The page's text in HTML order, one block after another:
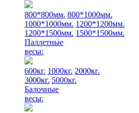
800*800мм. 800*1000мм.
1000*1000мм. 1200*1200мм.
1200*1500мм. 1500*1500мм.
Паллетные
весы:
600кг. 1000кг. 2000кг.
3000кг. 5000кг.
Балочные
весы: